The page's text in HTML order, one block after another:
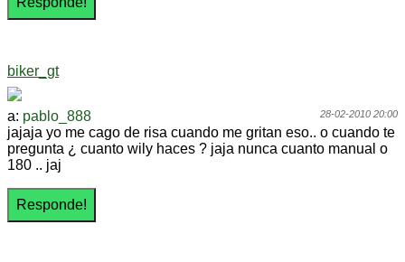
biker_gt
28-02-2010 20:00
a: pablo_888
jajaja yo me cago de risa cuando me gritan eso.. o cuando te
pregunta ¿ cuanto wily haces ? jaja nunca cuanto manual o
180 .. jaj